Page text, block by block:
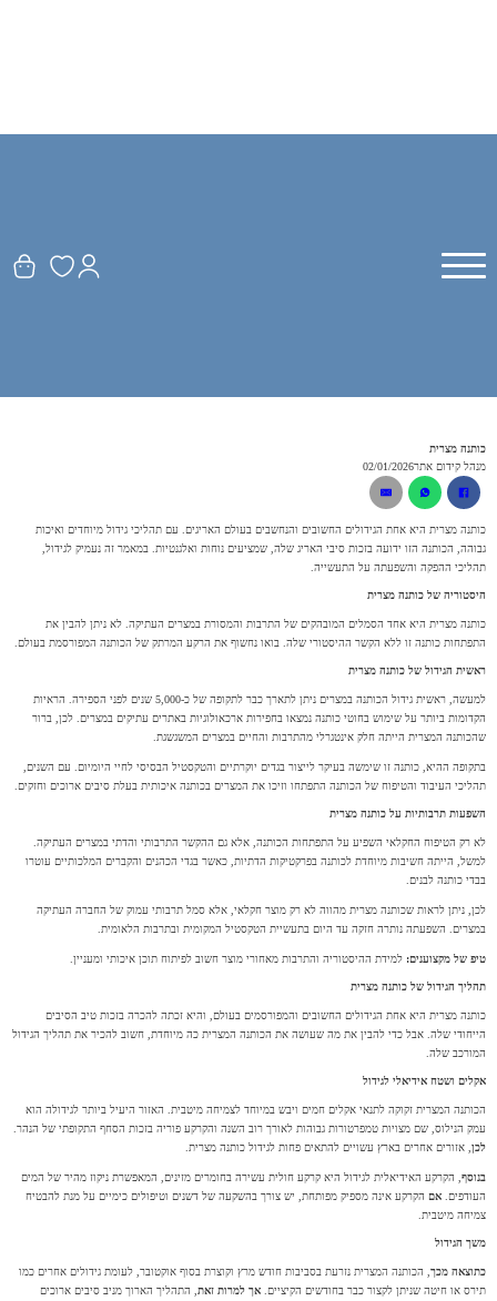
כותנה מצרית
מנהל קידום אתר02/01/2026
כותנה מצרית היא אחת הגידולים החשובים והנחשבים בעולם האריגים. עם תהליכי גידול מיוחדים ואיכות
גבוהה, הכותנה הזו ידועה בזכות סיבי האריג שלה, שמציעים נוחות ואלגנטיות. במאמר זה נעמיק לגידול,
תהליכי ההפקה והשפעתה על התעשייה.
היסטוריה של כותנה מצרית
כותנה מצרית היא אחד הסמלים המובהקים של התרבות והמסורת במצרים העתיקה. לא ניתן להבין את
התפתחות כותנה זו ללא הקשר ההיסטורי שלה. בואו נחשוף את הרקע המרתק של הכותנה המפורסמת בעולם.
ראשית הגידול של כותנה מצרית
למעשה, ראשית גידול הכותנה במצרים ניתן לתארך כבר לתקופה של כ-5,000 שנים לפני הספירה. הראיות
הקדומות ביותר על שימוש בחוטי כותנה נמצאו בחפירות ארכאולוגיות באתרים עתיקים במצרים. לכן, ברור
שהכותנה המצרית הייתה חלק אינטגרלי מהתרבות והחיים במצרים המשגשגת.
בתקופה ההיא, כותנה זו שימשה בעיקר לייצור בגדים יוקרתיים והטקסטיל הבסיסי לחיי היומיום. עם השנים,
תהליכי העיבוד והטיפוח של הכותנה התפתחו וזיכו את המצרים בכותנה איכותית בעלת סיבים ארוכים וחזקים.
השפעות תרבותיות על כותנה מצרית
לא רק הטיפוח החקלאי השפיע על התפתחות הכותנה, אלא גם ההקשר התרבותי והדתי במצרים העתיקה.
למשל, הייתה חשיבות מיוחדת לכותנה בפרקטיקות הדתיות, כאשר בגדי הכהנים והקברים המלכותיים עוטרו
בבדי כותנה לבנים.
לכן, ניתן לראות שכותנה מצרית מהווה לא רק מוצר חקלאי, אלא סמל תרבותי עמוק של החברה העתיקה
במצרים. השפעתה נותרה חזקה עד היום בתעשיית הטקסטיל המקומית ובתרבות הלאומית.
טיפ של מקצוענים: למידת ההיסטוריה והתרבות מאחורי מוצר חשוב לפיתוח תוכן איכותי ומעניין.
תהליך הגידול של כותנה מצרית
כותנה מצרית היא אחת הגידולים החשובים והמפורסמים בעולם, והיא זכתה להכרה בזכות טיב הסיבים
הייחודי שלה. אבל כדי להבין את מה שעושה את הכותנה המצרית כה מיוחדת, חשוב להכיר את תהליך הגידול
המורכב שלה.
אקלים ושטח אידיאלי לגידול
הכותנה המצרית זקוקה לתנאי אקלים חמים ויבש במיוחד לצמיחה מיטבית. האזור היעיל ביותר לגידולה הוא
עמק הנילוס, שם מצויות טמפרטורות גבוהות לאורך רוב השנה והקרקע פוריה בזכות הסחף התקופתי של הנהר.
לכן, אזורים אחרים בארץ עשויים להתאים פחות לגידול כותנה מצרית.
בנוסף, הקרקע האידיאלית לגידול היא קרקע חולית עשירה בחומרים מזינים, המאפשרת ניקוז מהיר של המים
העודפים. אם הקרקע אינה מספיק מפותחת, יש צורך בהשקעה של דשנים וטיפולים כימיים על מנת להבטיח
צמיחה מיטבית.
משך הגידול
כתוצאה מכך, הכותנה המצרית נזרעת בסביבות חודש מרץ וקוצרת בסוף אוקטובר, לעומת גידולים אחרים כמו
תירס או חיטה שניתן לקצור כבר בחודשים הקיציים. אך למרות זאת, התהליך הארוך מניב סיבים ארוכים